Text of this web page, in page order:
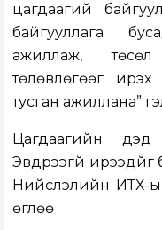
цагдаагий
байгууллага
ажиллаж, төсөл
төлөвлөгөөг
тусган ажиллана”
Цагдаагийн дэд
Эвдрээгүй ирээдүйг
Нийслэлийн ИТХ-
өглөө